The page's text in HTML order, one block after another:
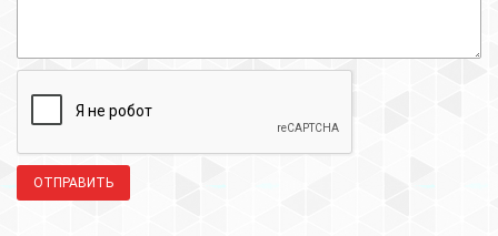
ОТПРАВИТЬ